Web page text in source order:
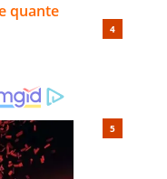
quante